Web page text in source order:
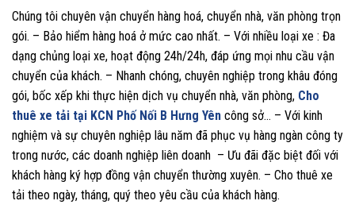
Chúng tôi chuyên vận chuyển hàng hoá, chuyển nhà, văn phòng trọn
gói. – Bảo hiểm hàng hoá ở mức cao nhất. – Với nhiều loại xe : Đa
dạng chủng loại xe, hoạt động 24h/24h, đáp ứng mọi nhu cầu vận
chuyển của khách. – Nhanh chóng, chuyên nghiệp trong khâu đóng
gói, bốc xếp khi thực hiện dịch vụ chuyển nhà, văn phòng, Cho
thuê xe tải tại KCN Phố Nối B Hưng Yên công sở… – Với kinh
nghiệm và sự chuyên nghiệp lâu năm đã phục vụ hàng ngàn công ty
trong nước, các doanh nghiệp liên doanh – Ưu đãi đặc biệt đối với
khách hàng ký hợp đồng vận chuyển thường xuyên. – Cho thuê xe
tải theo ngày, tháng, quý theo yêu cầu của khách hàng.